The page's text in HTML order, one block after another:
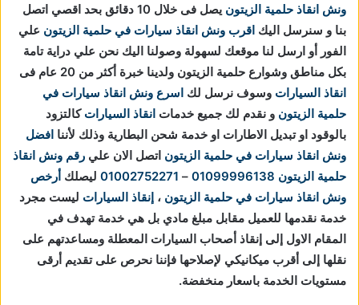
ونش انقاذ حلمية الزيتون
يصل فى خلال 10 دقائق بحد اقصي اتصل
بنا و سنرسل اليك اقرب ونش انقاذ سيارات في حلمية الزيتون علي
الفور أو ارسل لنا موقعك لسهولة وصولنا اليك نحن علي دراية تامة
بكل مناطق وشوارع حلمية الزيتون ولدينا خبرة أكثر من 20 عام فى
انقاذ السيارات وسوف نرسل لك اسرع ونش انقاذ سيارات في
حلمية الزيتون و نقدم لك جميع خدمات انقاذ السيارات كالتزود
بالوقود او تبديل الاطارات او خدمة شحن البطارية وذلك لأننا افضل
ونش انقاذ سيارات في حلمية الزيتون اتصل الان علي رقم ونش انقاذ
حلمية الزيتون 01099996138
–
01002752271 ليصلك أرخص
ونش انقاذ سيارات في حلمية الزيتون ، إنقاذ السيارات ليست مجرد
خدمة نقدمها للعميل مقابل مبلغ مادي بل هي خدمة تهدف في
المقام الاول إلى إنقاذ أصحاب السيارات المعطلة ومساعدتهم على
نقلها إلى أقرب ميكانيكي لإصلاحها فإننا نحرص على تقديم أرقى
مستويات الخدمة باسعار منخفضة.